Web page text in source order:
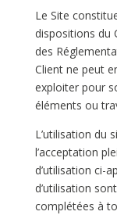
Le Site
dispositions du
des
Client ne peut
exploiter pour
éléments ou
L’utilisation du
l’acceptation
d’utilisation ci-
d’utilisation
complétées à